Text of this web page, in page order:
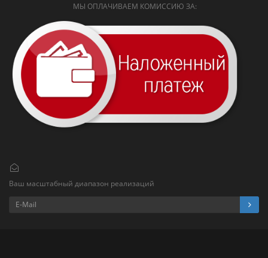
МЫ ОПЛАЧИВАЕМ КОМИССИЮ ЗА:
Ваш масштабный диапазон реализаций